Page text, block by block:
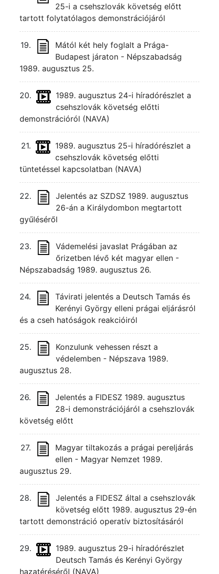
25-i a csehszlovák követség előtt
tartott folytatólagos demonstrációjáról
19.
Mától két hely foglalt a Prága-
Budapest járaton - Népszabadság
1989. augusztus 25.
20.
1989. augusztus 24-i híradórészlet a
csehszlovák követség előtti
demonstrációról (NAVA)
21.
1989. augusztus 25-i híradórészlet a
csehszlovák követség előtti
tüntetéssel kapcsolatban (NAVA)
22.
Jelentés az SZDSZ 1989. augusztus
26-án a Királydombon megtartott
gyűléséről
23.
Vádemelési javaslat Prágában az
őrizetben lévő két magyar ellen -
Népszabadság 1989. augusztus 26.
24.
Távirati jelentés a Deutsch Tamás és
Kerényi György elleni prágai eljárásról
és a cseh hatóságok reakcióiról
25.
Konzulunk vehessen részt a
védelemben - Népszava 1989.
augusztus 28.
26.
Jelentés a FIDESZ 1989. augusztus
28-i demonstrációjáról a csehszlovák
követség előtt
27.
Magyar tiltakozás a prágai pereljárás
ellen - Magyar Nemzet 1989.
augusztus 29.
28.
Jelentés a FIDESZ által a csehszlovák
követség előtt 1989. augusztus 29-én
tartott demonstráció operatív biztosításáról
29.
1989. augusztus 29-i híradórészlet
Deutsch Tamás és Kerényi György
hazatéréséről (NAVA)